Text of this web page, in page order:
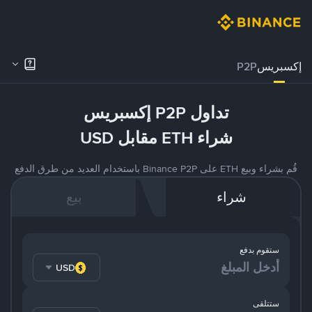
إكسبريسP2P
تداول P2P إكسبريس
شراء ETH مقابل USD
قُم بشراء وبيع ETH على Binance P2P باستخدام العديد من طرق الدفع
شراء بيع
ستقوم بدفع
USD
ستتلقى